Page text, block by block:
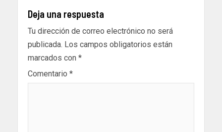
Deja una respuesta
Tu dirección de correo electrónico no será
publicada. Los campos obligatorios están
marcados con *
Comentario *